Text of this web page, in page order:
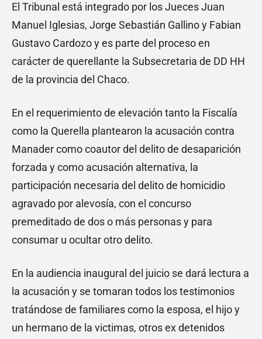
El Tribunal está integrado por los Jueces Juan
Manuel Iglesias, Jorge Sebastián Gallino y Fabian
Gustavo Cardozo y es parte del proceso en
carácter de querellante la Subsecretaria de DD HH
de la provincia del Chaco.
En el requerimiento de elevación tanto la Fiscalía
como la Querella plantearon la acusación contra
Manader como coautor del delito de desaparición
forzada y como acusación alternativa, la
participación necesaria del delito de homicidio
agravado por alevosía, con el concurso
premeditado de dos o más personas y para
consumar u ocultar otro delito.
En la audiencia inaugural del juicio se dará lectura a
la acusación y se tomaran todos los testimonios
tratándose de familiares como la esposa, el hijo y
un hermano de la victimas, otros ex detenidos